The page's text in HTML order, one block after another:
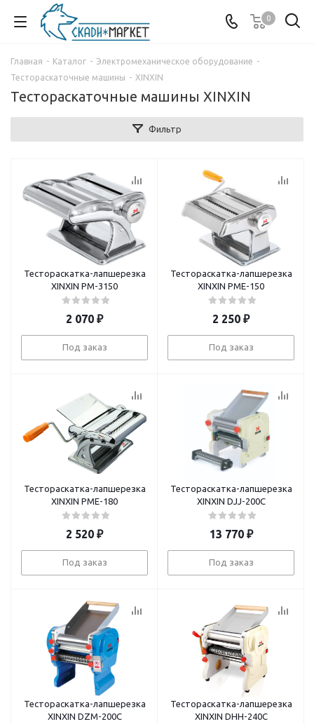
0
Главная - Каталог - Электромеханическое оборудование -
Тестораскаточные машины - XINXIN
Тестораскаточные машины XINXIN
Фильтр
Тестораскатка-лапшерезка
XINXIN PM-3150
2 070 ₽
Под заказ
Тестораскатка-лапшерезка
XINXIN PME-150
2 250 ₽
Под заказ
Тестораскатка-лапшерезка
XINXIN PME-180
2 520 ₽
Под заказ
Тестораскатка-лапшерезка
XINXIN DJJ-200C
13 770₽
Под заказ
Тестораскатка-лапшерезка
XINXIN DZM-200C
Тестораскатка-лапшерезка
XINXIN DHH-240C